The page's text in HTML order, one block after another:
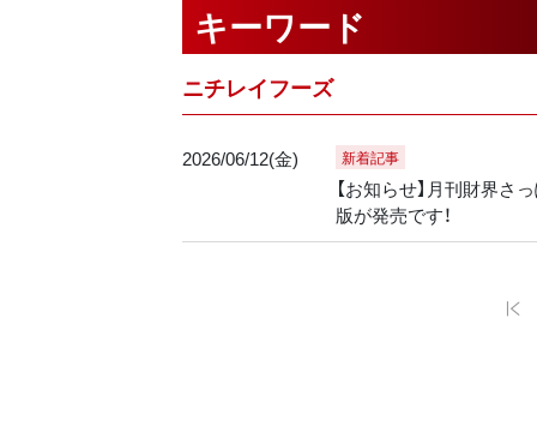
キーワード
ニチレイフーズ
2026/06/12(金) 新着記事
【お知らせ】月刊財界さ
版が発売です！